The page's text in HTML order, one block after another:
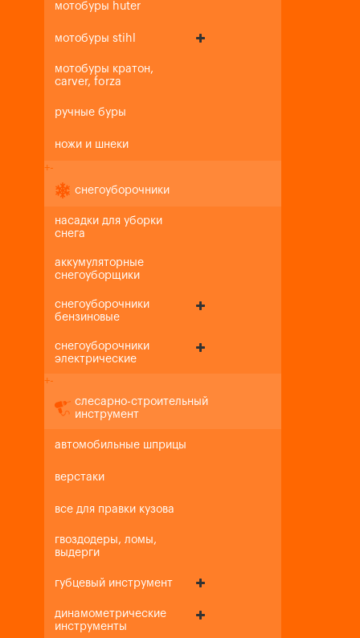
мотобуры huter
мотобуры stihl
мотобуры кратон,
carver, forza
ручные буры
ножи и шнеки
+-
снегоуборочники
насадки для уборки
снега
аккумуляторные
снегоуборщики
снегоуборочники
бензиновые
снегоуборочники
электрические
+-
слесарно-строительный
инструмент
автомобильные шприцы
верстаки
все для правки кузова
гвоздодеры, ломы,
выдерги
губцевый инструмент
динамометрические
инструменты